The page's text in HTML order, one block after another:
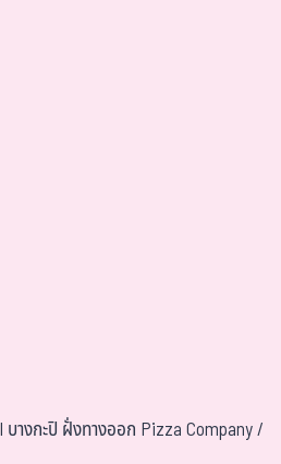
างกะปิ ฝั่งทางออก Pizza Company /